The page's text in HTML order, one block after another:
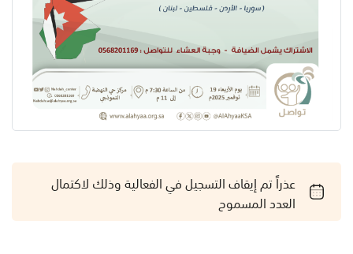
عذراً تم إيقاف التسجيل في الفعالية وذلك لاكتمال
العدد المسموح